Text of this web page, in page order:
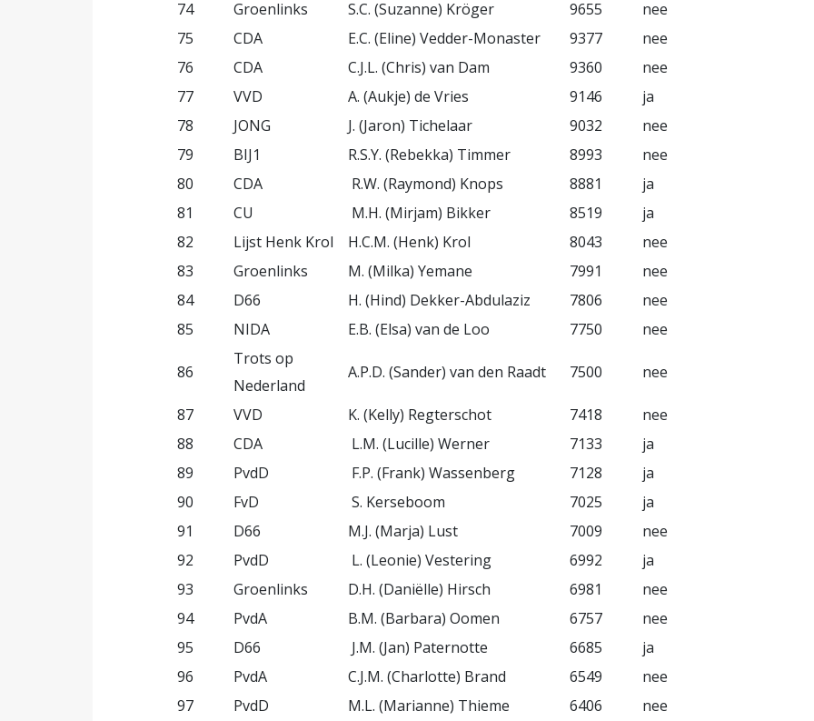
74
Groenlinks S.C. (Suzanne) Kröger 9655
nee
75
CDA E.C. (Eline) Vedder-Monaster 9377
nee
76
CDA C.J.L. (Chris) van Dam 9360
nee
77
VVD A. (Aukje) de Vries 9146
ja
78
JONG J. (Jaron) Tichelaar 9032
nee
79
BIJ1 R.S.Y. (Rebekka) Timmer 8993
nee
80
CDA R.W. (Raymond) Knops 8881
ja
81
CU M.H. (Mirjam) Bikker 8519
ja
82
Lijst Henk Krol H.C.M. (Henk) Krol 8043
nee
83
Groenlinks M. (Milka) Yemane 7991
nee
84
D66 H. (Hind) Dekker-Abdulaziz 7806
nee
85
NIDA E.B. (Elsa) van de Loo 7750 nee
86
Trots op
Nederland
A.P.D. (Sander) van den Raadt 7500 nee
87 VVD K. (Kelly) Regterschot 7418
nee
88
CDA L.M. (Lucille) Werner 7133
ja
89
PvdD F.P. (Frank) Wassenberg 7128
ja
90
FvD S. Kerseboom 7025
ja
91
D66 M.J. (Marja) Lust 7009
nee
92
PvdD L. (Leonie) Vestering 6992
ja
93
Groenlinks D.H. (Daniëlle) Hirsch 6981
nee
94
PvdA B.M. (Barbara) Oomen 6757
nee
95
D66 J.M. (Jan) Paternotte 6685
ja
96
PvdA C.J.M. (Charlotte) Brand 6549
nee
97
PvdD M.L. (Marianne) Thieme 6406 nee